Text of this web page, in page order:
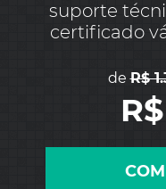
suporte
certificado
deR$